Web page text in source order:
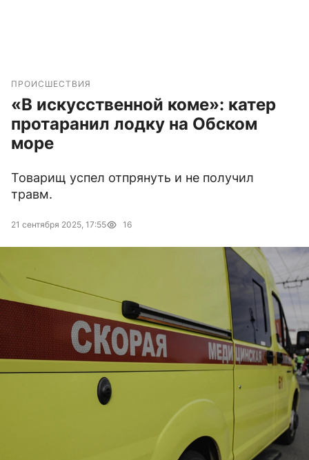
ПРОИСШЕСТВИЯ
«В искусственной коме»: катер
протаранил лодку на Обском
море
Товарищ успел отпрянуть и не получил
травм.
21 сентября 2025, 17:55 16